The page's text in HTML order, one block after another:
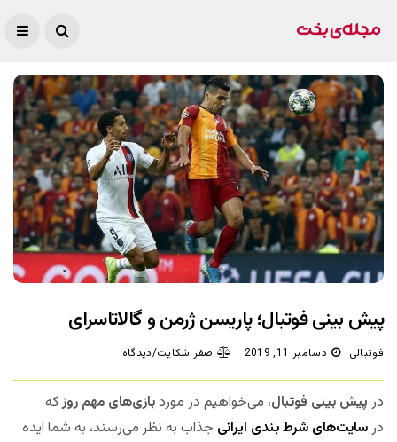
پیش بینی فوتبال؛ پاریسن ژرمن و گالاتاسرای
فوتبالی دسامبر 11, 2019 صفر شکایت/دیدگاه
در پیش بینی فوتبال، می‌خواهیم در موردبازی‌های مهم روزکه
درسایت‌های شرط بندی ایرانی جذاب به نظر می‌رسند، به شما ایده